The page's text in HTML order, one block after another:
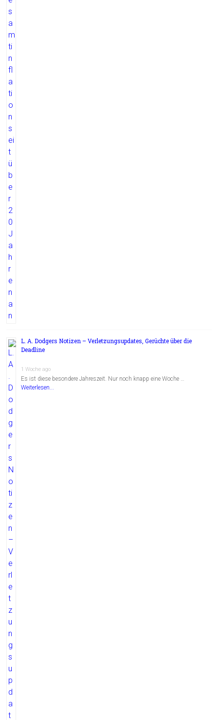
L. A. Dodgers Notizen – Verletzungsupdates, Gerüchte über die
Deadline
1 Woche ago
Es ist diese besondere Jahreszeit. Nur noch knapp eine Woche …
Weiterlesen...